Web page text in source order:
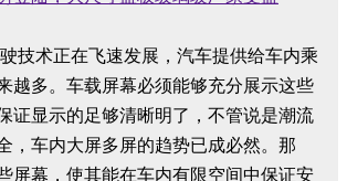
技术正在飞速发展，汽车提供给车内乘
越多。车载屏幕必须能够充分展示这些
证显示的足够清晰明了，不管说是潮流
，车内大屏多屏的趋势已成必然。那
屏幕，使其能在车内有限空间中保证安